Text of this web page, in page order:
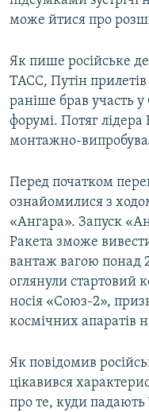
може йтися про
Як пише російське
ТАСС, Путін
раніше брав участь
форумі. Потяг
монтажно-
Перед початком
ознайомилися з
«Ангара». Запуск
Ракета зможе
вантаж вагою понад
оглянули стартовий
носія «Союз-2»,
космічних апаратів
Як повідомив
цікавився
про те, куди падають